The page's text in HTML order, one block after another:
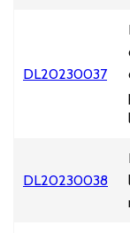
DL20230037
DL20230038